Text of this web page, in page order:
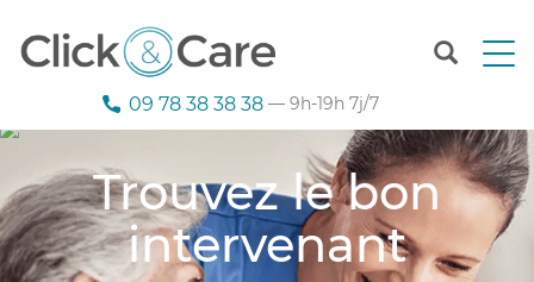
T
l
e
n
a
v
09 78 38 38 38 — 9h-19h 7j/7
Trouvez le bon
intervenant